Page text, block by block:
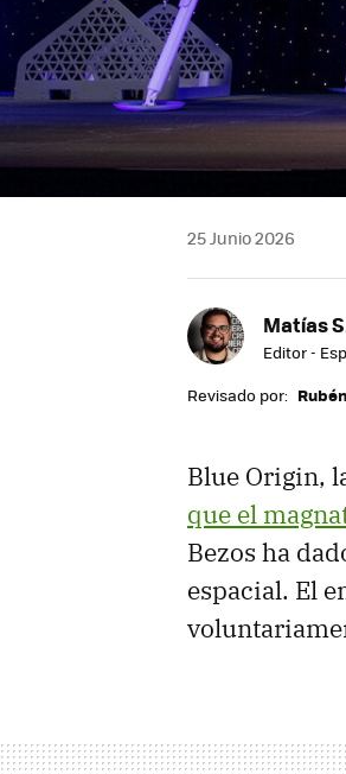
25 Junio 2026
Matías
Editor -
Revisado por:
Blue Origin,
que el
Bezos ha
espacial. El